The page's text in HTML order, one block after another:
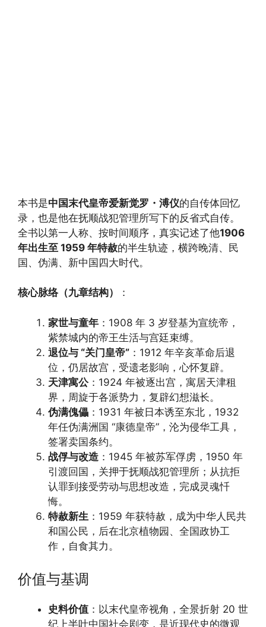
本书是中国末代皇帝爱新觉罗・溥仪的自传体回忆
录，也是他在抚顺战犯管理所写下的反省式自传。
全书以第一人称、按时间顺序，真实记述了他1906
年出生至 1959 年特赦的半生轨迹，横跨晚清、民
国、伪满、新中国四大时代。
核心脉络（九章结构） ：
家世与童年 ：1908 年 3 岁登基为宣统帝，
紫禁城内的帝王生活与宫廷束缚。
退位与 “关门皇帝” ：1912 年辛亥革命后退
位，仍居故宫，受遗老影响，心怀复辟。
天津寓公：1924 年被逐出宫，寓居天津租
界，周旋于各派势力，复辟幻想滋长。
伪满傀儡 ：1931 年被日本诱至东北，1932
年任伪满洲国 “康德皇帝”，沦为侵华工具，
签署卖国条约。
战俘与改造 ：1945 年被苏军俘虏，1950 年
引渡回国，关押于抚顺战犯管理所；从抗拒
认罪到接受劳动与思想改造，完成灵魂忏
悔。
特赦新生 ：1959 年获特赦，成为中华人民共
和国公民，后在北京植物园、全国政协工
作，自食其力。
价值与基调
史料价值 ：以末代皇帝视角，全景折射 20 世
纪上半叶中国社会剧变，是近现代史的微观